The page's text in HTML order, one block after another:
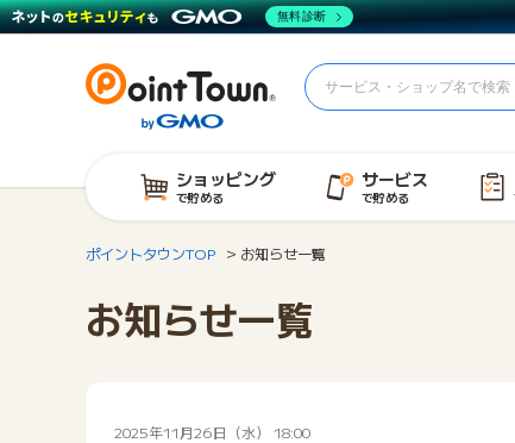
ショッピング
で貯める
サービス
で貯める
ポイントタウンTOP お知らせ一覧
お知らせ一覧
2025年11月26日（水） 18:00
無料診断